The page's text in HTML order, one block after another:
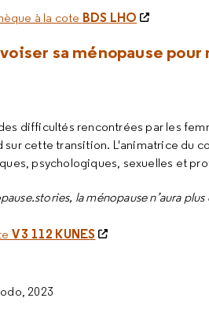
à la cote BDS LHO
sa ménopause pour
difficultés rencontrées par les
cette transition. L'animatrice du
psychologiques, sexuelles et
la ménopause n’aura
V 3 112 KUNES
2023